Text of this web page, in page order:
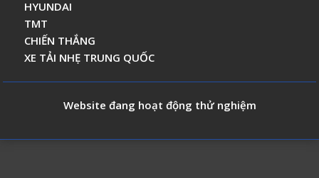
HYUNDAI
TMT
CHIẾN THẮNG
XE TẢI NHẸ TRUNG QUỐC
Website đang hoạt động thử nghiệm